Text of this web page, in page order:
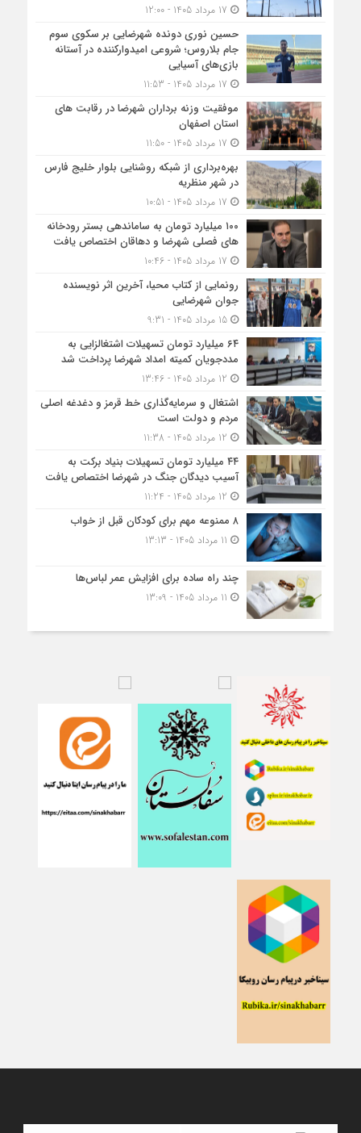
حسین نوری دونده شهرضایی بر سکوی سوم
جام بلاروس؛ شروعی امیدوارکننده در آستانه
بازی‌های آسیایی
موفقیت وزنه برداران شهرضا در رقابت های
استان اصفهان
بهره‌برداری از شبکه روشنایی بلوار خلیج فارس
در شهر منظریه
۱۰۰ میلیارد تومان به ساماندهی بستر رودخانه
های فصلی شهرضا و دهاقان اختصاص یافت
رونمایی از کتاب محیا، آخرین اثر نویسنده
جوان شهرضایی
15 مرداد 1405 - 9:31
۶۴ میلیارد تومان تسهیلات اشتغالزایی به
مددجویان کمیته امداد شهرضا پرداخت شد
اشتغال و سرمایه‌گذاری خط قرمز و دغدغه اصلی
مردم و دولت است
۴۴ میلیارد تومان تسهیلات بنیاد برکت به
آسیب دیدگان جنگ در شهرضا اختصاص یافت
۸ ممنوعه مهم برای کودکان قبل از خواب
چند راه ساده برای افزایش عمر لباس‌ها